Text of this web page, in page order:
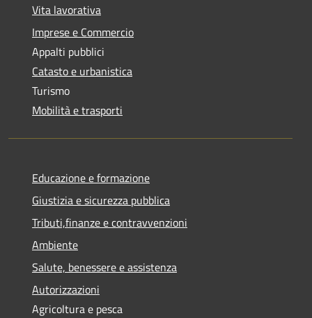
Vita lavorativa
Imprese e Commercio
Appalti pubblici
Catasto e urbanistica
Turismo
Mobilità e trasporti
Educazione e formazione
Giustizia e sicurezza pubblica
Tributi,finanze e contravvenzioni
Ambiente
Salute, benessere e assistenza
Autorizzazioni
Agricoltura e pesca